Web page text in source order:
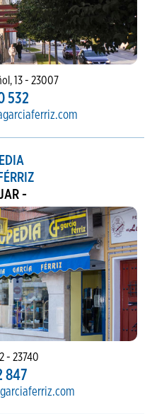
13 - 23007
532
-
- 23740
847